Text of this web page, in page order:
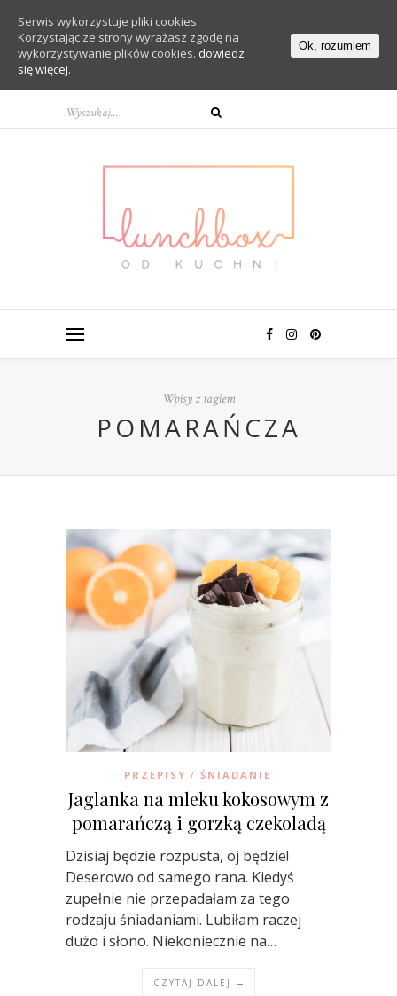
Wpisy z tagiem
POMARAŃCZA
PRZEPISY / ŚNIADANIE
Jaglanka na mleku kokosowym z
pomarańczą i gorzką czekoladą
Dzisiaj będzie rozpusta, oj będzie!
Deserowo od samego rana. Kiedyś
zupełnie nie przepadałam za tego
rodzaju śniadaniami. Lubiłam raczej
dużo i słono. Niekoniecznie na…
CZYTAJ DALEJ →
Serwis wykorzystuje pliki cookies.
Korzystając ze strony wyrażasz zgodę na
wykorzystywanie plików cookies. dowiedz
się więcej.
Ok, rozumiem